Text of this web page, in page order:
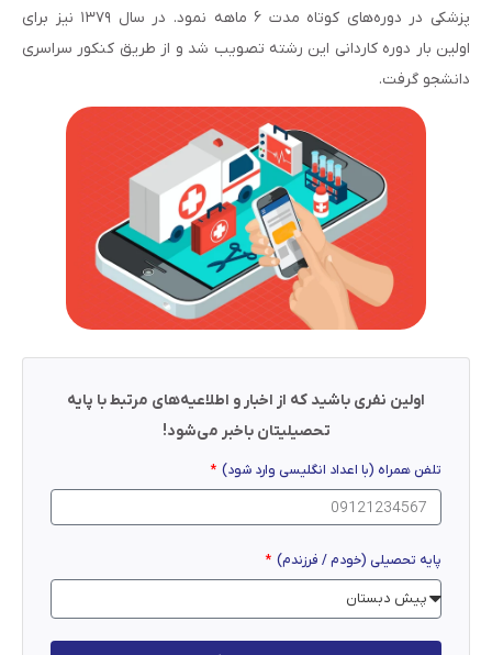
پزشکی در دوره‌های کوتاه مدت ۶ ماهه نمود. در سال ۱۳۷۹ نیز برای
اولین بار دوره کاردانی این رشته تصویب شد و از طریق کنکور سراسری
دانشجو گرفت.
اولین نفری باشید که از اخبار و اطلاعیه‌های مرتبط با پایه
تحصیلیتان باخبر می‌شود!
تلفن همراه (با اعداد انگلیسی وارد شود)
پایه تحصیلی (خودم / فرزندم)